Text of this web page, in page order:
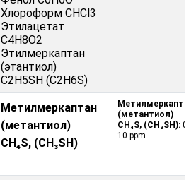
Хлороформ CHCl3
Этилацетат
C4H8O2
Этилмеркаптан
(этантиол)
C2H5SH (C2H6S)
Метилмеркаптан
(метантиол)
CH₄S, (CH₃SH)
Метилмеркаптан
(метантиол)
CH₄S, (CH₃SH): 0 -
10 ppm